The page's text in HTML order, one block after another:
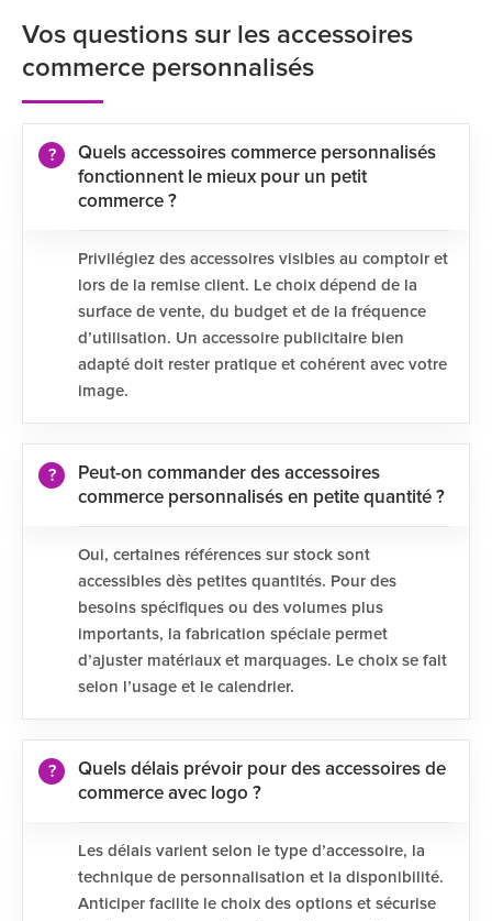
Vos questions sur les accessoires
commerce personnalisés
Quels accessoires commerce personnalisés
fonctionnent le mieux pour un petit
commerce ?
Privilégiez des accessoires visibles au comptoir et
lors de la remise client. Le choix dépend de la
surface de vente, du budget et de la fréquence
d’utilisation. Un accessoire publicitaire bien
adapté doit rester pratique et cohérent avec votre
image.
Peut-on commander des accessoires
commerce personnalisés en petite quantité ?
Oui, certaines références sur stock sont
accessibles dès petites quantités. Pour des
besoins spécifiques ou des volumes plus
importants, la fabrication spéciale permet
d’ajuster matériaux et marquages. Le choix se fait
selon l’usage et le calendrier.
Quels délais prévoir pour des accessoires de
commerce avec logo ?
Les délais varient selon le type d’accessoire, la
technique de personnalisation et la disponibilité.
Anticiper facilite le choix des options et sécurise